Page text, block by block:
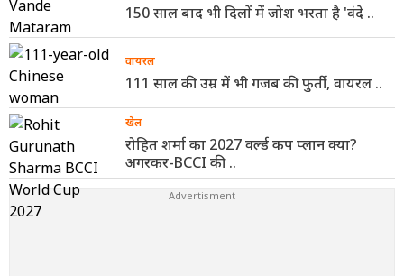
150 साल बाद भी दिलों में जोश भरता है 'वंदे ..
वायरल
111 साल की उम्र में भी गजब की फुर्ती, वायरल ..
खेल
रोहित शर्मा का 2027 वर्ल्ड कप प्लान क्या?
अगरकर-BCCI की ..